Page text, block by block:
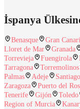
İspanya
Benasque Gran
Lloret de Mar
Granada
Torrevieja
Fuengirola
Tarragona
Torremolinos
Palmas
Adeje
Zaragoza
Puerto del
Tenerife
Gijón Toledo
Region of Murcia